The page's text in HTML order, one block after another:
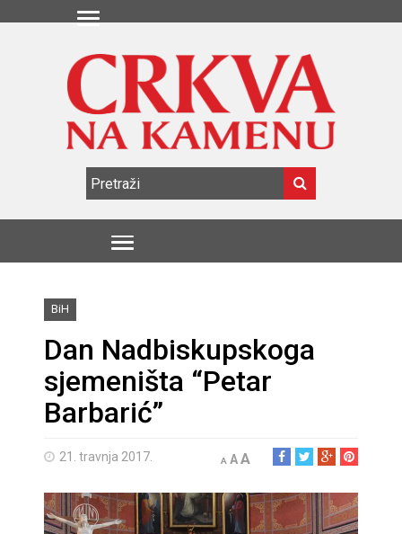
BiH
Dan Nadbiskupskoga
sjemeništa “Petar
Barbarić”
21. travnja 2017. A AA